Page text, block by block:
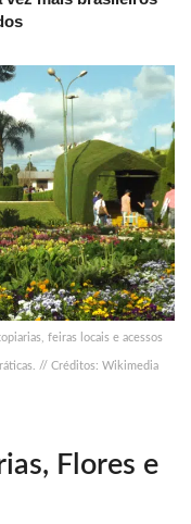
feiras locais e acessos
// Créditos: Wikimedia
Flores e